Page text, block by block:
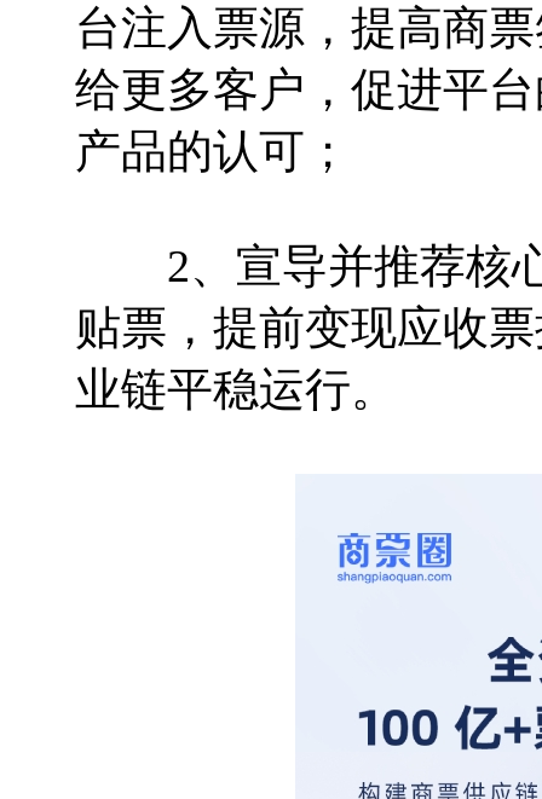
台注入票源，提高商
给更多客户，促进平
产品的认可；
2、宣导并推荐核心
贴票，提前变现应收
业链平稳运行。